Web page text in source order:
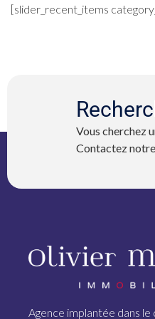
[slider_recent_items
Vous cherchez
Contactez
Agence implantée dans